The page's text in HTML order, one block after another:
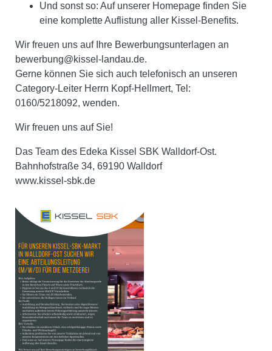
Und sonst so: Auf unserer Homepage finden Sie
eine komplette Auflistung aller Kissel-Benefits.
Wir freuen uns auf Ihre Bewerbungsunterlagen an
bewerbung@kissel-landau.de.
Gerne können Sie sich auch telefonisch an unseren
Category-Leiter Herrn Kopf-Hellmert, Tel:
0160/5218092, wenden.
Wir freuen uns auf Sie!
Das Team des Edeka Kissel SBK Walldorf-Ost.
Bahnhofstraße 34, 69190 Walldorf
www.kissel-sbk.de